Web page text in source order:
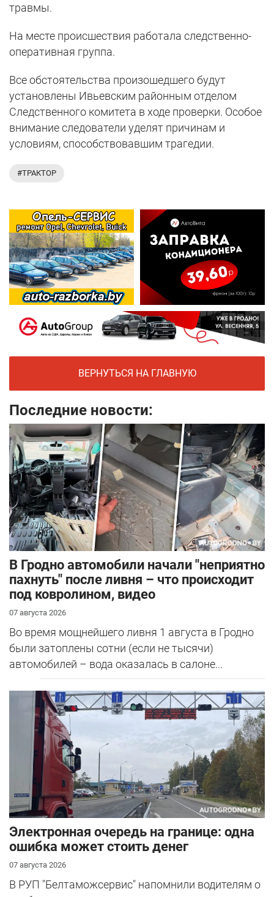
травмы.
На месте происшествия работала следственно-
оперативная группа.
Все обстоятельства произошедшего будут
установлены Ивьевским районным отделом
Следственного комитета в ходе проверки. Особое
внимание следователи уделят причинам и
условиям, способствовавшим трагедии.
#ТРАКТОР
ВЕРНУТЬСЯ НА ГЛАВНУЮ
Последние новости:
В Гродно автомобили начали "неприятно
пахнуть" после ливня – что происходит
под ковролином, видео
07 августа 2026
Во время мощнейшего ливня 1 августа в Гродно
были затоплены сотни (если не тысячи)
автомобилей – вода оказалась в салоне...
Электронная очередь на границе: одна
ошибка может стоить денег
07 августа 2026
В РУП "Белтаможсервис" напомнили водителям о